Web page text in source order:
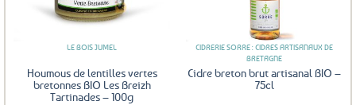
LE BOIS JUMEL
Houmous de lentilles vertes
bretonnes BIO Les Breizh
Tartinades – 100g
CIDRERIE SORRE : CIDRES ARTISANAUX DE
BRETAGNE
Cidre breton brut artisanal BIO –
75cl